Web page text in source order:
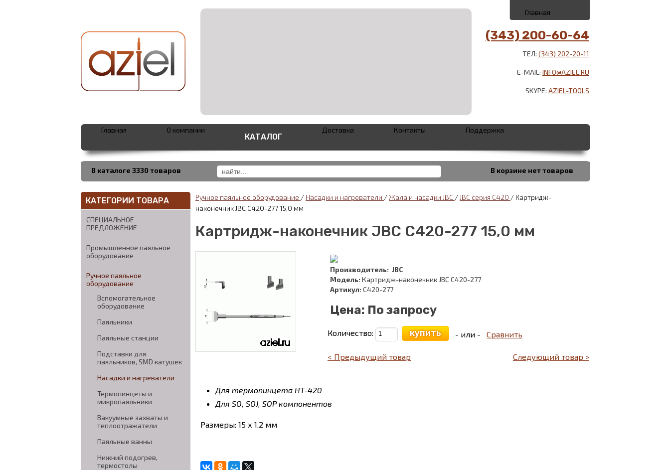
Главная
(343) 200-60-64
ТЕЛ: (343) 202-20-11
E-MAIL: INFO@AZIEL.RU
SKYPE: AZIEL-TOOLS
В каталоге 3330 товаров В корзине нет товаров
Главная О компании
КАТАЛОГ
Доставка Контакты Поддержка
КАТЕГОРИИ ТОВАРА
СПЕЦИАЛЬНОЕ
ПРЕДЛОЖЕНИЕ
Промышленное паяльное
оборудование
Ручное паяльное
оборудование
Вспомогательное
оборудование
Паяльники
Паяльные станции
Подставки для
паяльников, SMD катушек
Насадки и нагреватели
Термопинцеты и
микропаяльники
Вакуумные захваты и
теплоотражатели
Паяльные ванны
Нижний подогрев,
термостолы
Ручное паяльное оборудование / Насадки и нагреватели / Жала и насадки JBC / JBC серия С420 / Картридж-
наконечник JBC C420-277 15,0 мм
Картридж-наконечник JBC C420-277 15,0 мм
Производитель: JBC
Модель: Картридж-наконечник JBC C420-277
Артикул: C420-277
Цена: По запросу
Количество: купить - или - Сравнить
< Предыдущий товар Следующий товар >
Для термопинцета HT-420
Для SO, SOJ, SOP компонентов
Размеры: 15 х 1,2 мм